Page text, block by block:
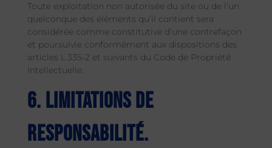
Toute exploitation non autorisée du site ou de l’un
quelconque des éléments qu’il contient sera
considérée comme constitutive d’une contrefaçon
et poursuivie conformément aux dispositions des
articles L.335-2 et suivants du Code de Propriété
Intellectuelle.
6. Limitations de
responsabilité.